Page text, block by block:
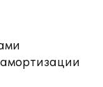
амортизации